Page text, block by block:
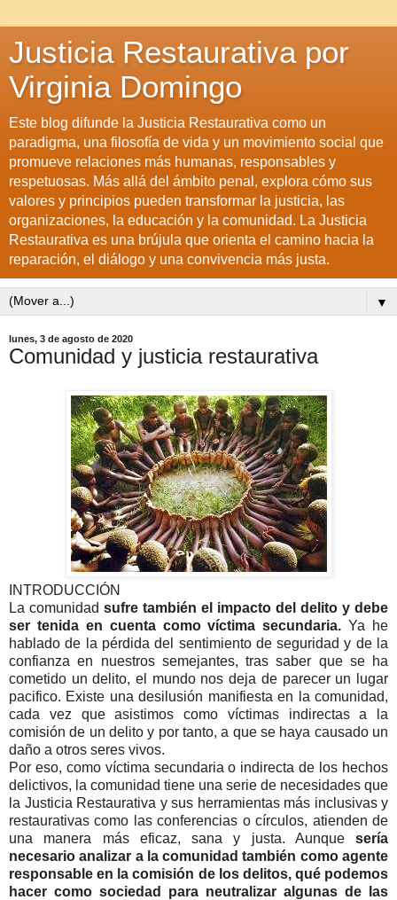
Justicia Restaurativa por
Virginia Domingo
Este blog difunde la Justicia Restaurativa como un
paradigma, una filosofía de vida y un movimiento social que
promueve relaciones más humanas, responsables y
respetuosas. Más allá del ámbito penal, explora cómo sus
valores y principios pueden transformar la justicia, las
organizaciones, la educación y la comunidad. La Justicia
Restaurativa es una brújula que orienta el camino hacia la
reparación, el diálogo y una convivencia más justa.
▼
lunes, 3 de agosto de 2020
Comunidad y justicia restaurativa
INTRODUCCIÓN
La comunidad sufre también el impacto del delito y debe
ser tenida en cuenta como víctima secundaria.Ya he
hablado de la pérdida del sentimiento de seguridad y de la
confianza en nuestros semejantes, tras saber que se ha
cometido un delito, el mundo nos deja de parecer un lugar
pacifico. Existe una desilusión manifiesta en la comunidad,
cada vez que asistimos como víctimas indirectas a la
comisión de un delito y por tanto, a que se haya causado un
daño a otros seres vivos.
Por eso, como víctima secundaria o indirecta de los hechos
delictivos, la comunidad tiene una serie de necesidades que
la Justicia Restaurativa y sus herramientas más inclusivas y
restaurativas como las conferencias o círculos, atienden de
una manera más eficaz, sana y justa. Aunquesería
necesario analizar a la comunidad también como agente
responsable en la comisión de los delitos, qué podemos
hacer como sociedad para neutralizar algunas de las